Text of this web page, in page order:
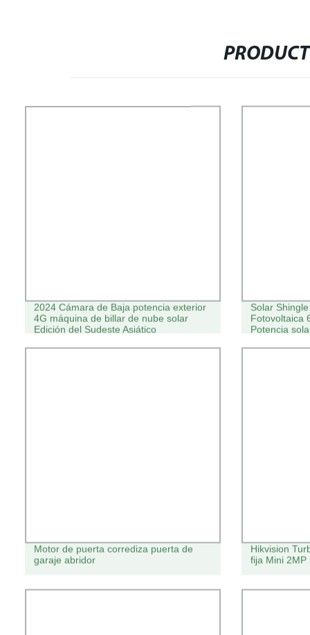
2024 Cámara de Baja potencia exterior
4G máquina de billar de nube solar
Edición del Sudeste Asiático
Solar
Fotovoltaica
Potencia
Motor de puerta corrediza puerta de
garaje abridor
Hikvision
fija Mini 2MP